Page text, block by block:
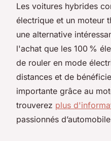
Les voitures hybrides
électrique et un moteur
une alternative
l'achat que les 100 %
de rouler en mode
distances et de
importante grâce au
trouverez plus
passionnés